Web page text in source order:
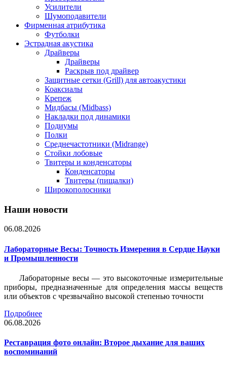
Усилители
Шумоподавители
Фирменная атрибутика
Футболки
Эстрадная акустика
Драйверы
Драйверы
Раскрыв под драйвер
Защитные сетки (Grill) для автоакустики
Коаксиалы
Крепеж
Мидбасы (Midbass)
Накладки под динамики
Подиумы
Полки
Среднечастотники (Midrange)
Стойки лобовые
Твитеры и конденсаторы
Конденсаторы
Твитеры (пищалки)
Широкополосники
Наши новости
06.08.2026
Лабораторные Весы: Точность Измерения в Сердце Науки
и Промышленности
Лабораторные весы — это высокоточные измерительные
приборы, предназначенные для определения массы веществ
или объектов с чрезвычайно высокой степенью точности
Подробнее
06.08.2026
Реставрация фото онлайн: Второе дыхание для ваших
воспоминаний